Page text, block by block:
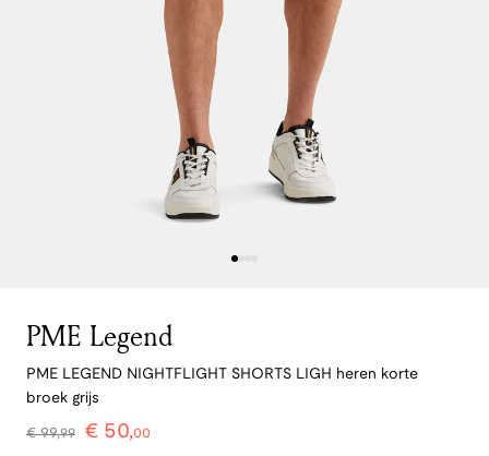
PME Legend
PME LEGEND NIGHTFLIGHT SHORTS LIGH heren korte
broek grijs
€99,99 € 50,00